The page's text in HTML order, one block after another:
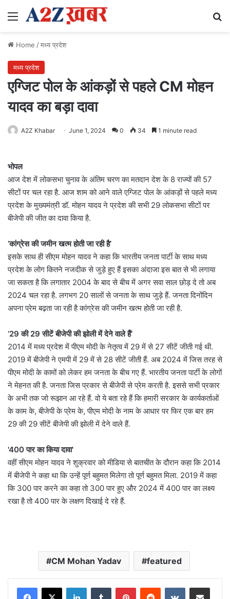
Menu
Home /मध्य प्रदेश
मध्य प्रदेश
एग्जिट पोल के आंकड़ों से पहले CM मोहन
यादव का बड़ा दावा
A2Z Khabar June 1, 2024 0 34 1 minute read
भोपल
आज देश में लोकसभा चुनाव के अंतिम चरण का मतदान देश के 8 राज्यों की 57
सीटों पर चल रहा है. आज शाम को आने वाले एग्जिट पोल के आंकड़ों से पहले मध्य
प्रदेश के मुख्यमंत्री डॉ. मोहन यादव ने प्रदेश की सभी 29 लोकसभा सीटों पर
बीजेपी की जीत का दावा किया है.
‘कांग्रेस की जमीन खत्म होती जा रही है’
इसके साथ ही सीएम मोहन यादव ने कहा कि भारतीय जनता पार्टी के साथ मध्य
प्रदेश के लोग कितने नजदीक से जुड़े हुए हैं इसका अंदाजा इस बात से भी लगाया
जा सकता है कि लगातार 2004 के बाद से बीच में अगर सवा साल छोड़ दे तो अब
2024 चल रहा है. लगभग 20 सालों से जनता के साथ जुड़े हैं. जनता दिनोंदिन
अपना प्रेम बढ़ता जा रही है कांग्रेस की जमीन खत्म होती जा रही है.
‘29 की 29 सीटें बीजेपी की झोली में देने वाले हैं’
2014 में मध्य प्रदेश में पीएम मोदी के नेतृत्व में 29 में से 27 सीटें जीती गई थी.
2019 में बीजेपी ने एमपी में 29 में से 28 सीटें जीती हैं. अब 2024 में जिस तरह से
पीएम मोदी के कामों को लेकर हम जनता के बीच गए हैं. भारतीय जनता पार्टी के लोगों
ने मेहनत की है. जनता जिस प्रकार से बीजेपी से प्रेम करती है. इससे सभी प्रकार
के अभी तक जो रूझान आ रहे हैं. वो ये बता रहे हैं कि हमारी सरकार के कार्यकर्ताओं
के काम के, बीजेपी के प्रेम के, पीएम मोदी के नाम के आधार पर फिर एक बार हम
29 की 29 सीटें बीजेपी की झोली में देने वाले हैं.
'400 पार का किया दावा'
वहीं सीएम मोहन यादव ने शुक्रवार को मीडिया से बातचीत के दौरान कहा कि 2014
में बीजेपी ने कहा था कि उन्हें पूर्ण बहुमत मिलेगा तो पूर्ण बहुमत मिला. 2019 में कहा
कि 300 पार करने का कहा तो 300 पार हुए और 2024 में 400 पार का लक्ष्य
रखा है तो 400 पार के लक्षण दिखाई दे रहे हैं.
CM Mohan Yadav featured
LinkedInTumblr PinterestReddit VKontakteShare via Email